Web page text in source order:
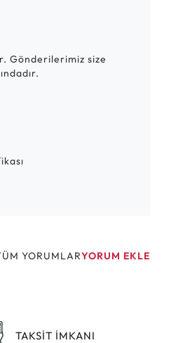
Gönderilerimiz size
YORUMLARYORUM EKLE
TAKSİT İMKANI